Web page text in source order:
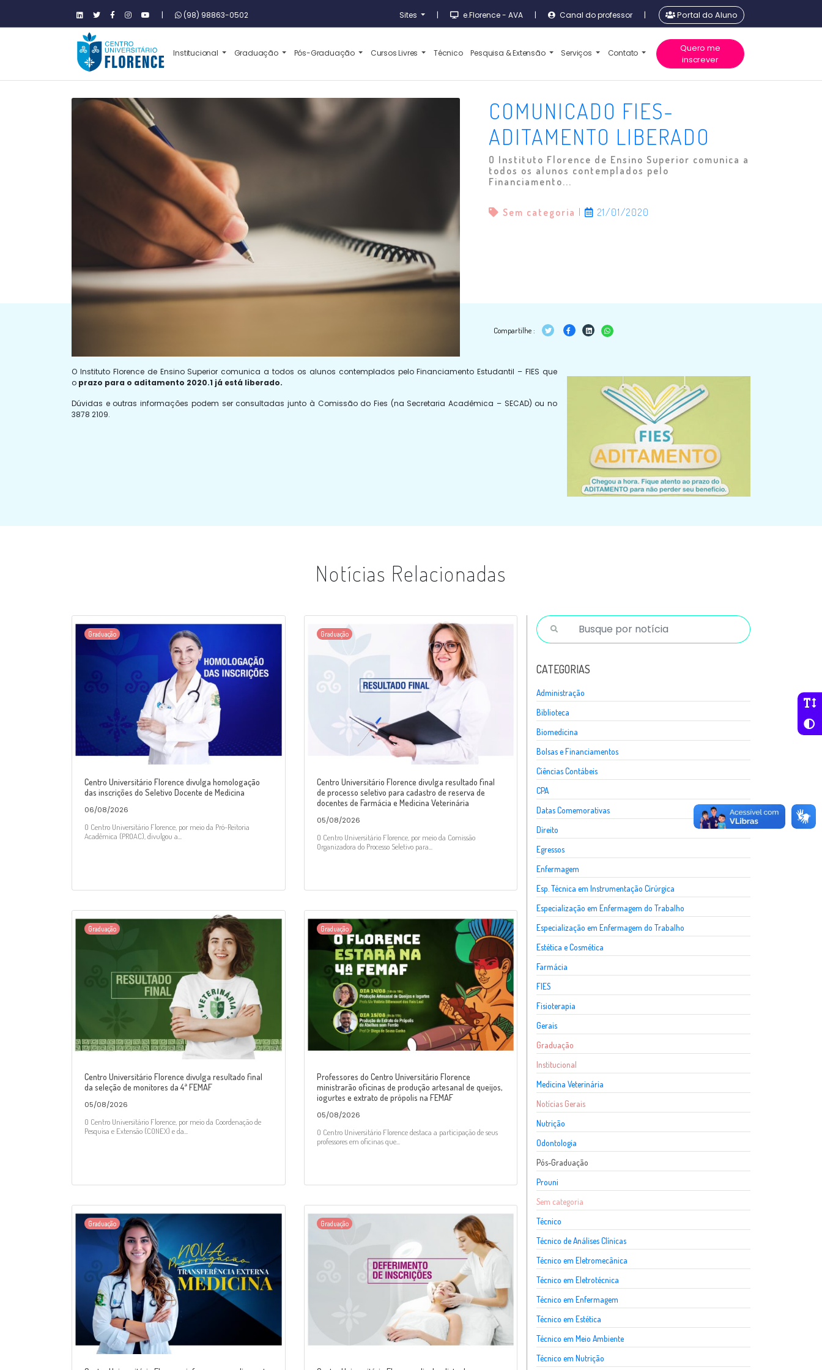
| (98) 98863-0502 Sites | e.Florence - AVA | Canal do professor | Portal do Aluno
Institucional Graduação Pós-Graduação Cursos Livres Técnico Pesquisa & Extensão Serviços Contato
Quero me
inscrever
COMUNICADO FIES-
ADITAMENTO LIBERADO
O Instituto Florence de Ensino Superior comunica a
todos os alunos contemplados pelo
Financiamento...
Sem categoria 21/01/2020
Compartilhe :
O Instituto Florence de Ensino Superior comunica a todos os alunos contemplados pelo Financiamento Estudantil – FIES que
o prazo para o aditamento 2020.1 já está liberado.
Dúvidas e outras informações podem ser consultadas junto à Comissão do Fies (na Secretaria Acadêmica – SECAD) ou no
3878 2109.
Notícias Relacionadas
Graduação
Centro Universitário Florence divulga homologação
das inscrições do Seletivo Docente de Medicina
06/08/2026
O Centro Universitário Florence, por meio da Pró-Reitoria
Acadêmica (PROAC), divulgou a...
Graduação
Centro Universitário Florence divulga resultado final
de processo seletivo para cadastro de reserva de
docentes de Farmácia e Medicina Veterinária
05/08/2026
O Centro Universitário Florence, por meio da Comissão
Organizadora do Processo Seletivo para...
Graduação
Centro Universitário Florence divulga resultado final
da seleção de monitores da 4ª FEMAF
05/08/2026
O Centro Universitário Florence, por meio da Coordenação de
Pesquisa e Extensão (CONEX) e da...
Graduação
Professores do Centro Universitário Florence
ministrarão oficinas de produção artesanal de queijos,
iogurtes e extrato de própolis na FEMAF
05/08/2026
O Centro Universitário Florence destaca a participação de seus
professores em oficinas que...
Graduação Graduação
CATEGORIAS
Administração
Biblioteca
Biomedicina
Bolsas e Financiamentos
Ciências Contábeis
CPA
Datas Comemorativas
Direito
Egressos
Enfermagem
Esp. Técnica em Instrumentação Cirúrgica
Especialização em Enfermagem do Trabalho
Especialização em Enfermagem do Trabalho
Estética e Cosmética
Farmácia
FIES
Fisioterapia
Gerais
Graduação
Institucional
Medicina Veterinária
Notícias Gerais
Nutrição
Odontologia
Pós-Graduação
Prouni
Sem categoria
Técnico
Técnico de Análises Clínicas
Técnico em Eletromecânica
Técnico em Eletrotécnica
Técnico em Enfermagem
Técnico em Estética
Técnico em Meio Ambiente
Técnico em Nutrição